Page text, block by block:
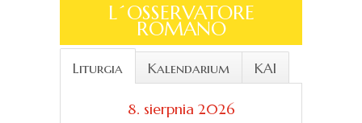
L´OSSERVATORE
ROMANO
Liturgia Kalendarium KAI
8. sierpnia 2026